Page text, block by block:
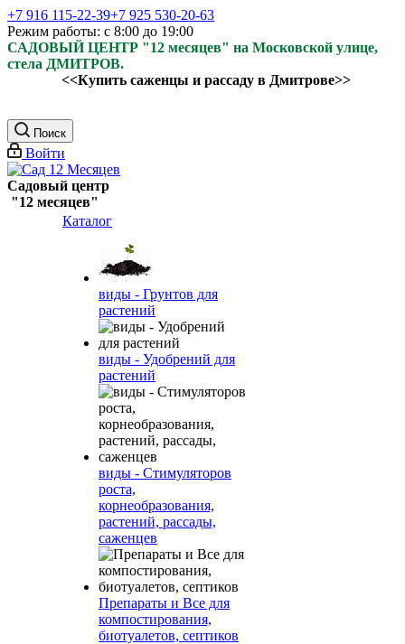
+7 916 115-22-39+7 925 530-20-63
Режим работы: с 8:00 до 19:00
САДОВЫЙ ЦЕНТР "12 месяцев" на Московской улице,
стела ДМИТРОВ.
<<Купить саженцы и рассаду в Дмитрове>>
Поиск
Войти
Садовый центр
"12 месяцев"
Каталог
виды - Грунтов для
растений
виды - Удобрений для
растений
виды - Стимуляторов
роста,
корнеобразования,
растений, рассады,
саженцев
Препараты и Все для
компостирования,
биотуалетов, септиков